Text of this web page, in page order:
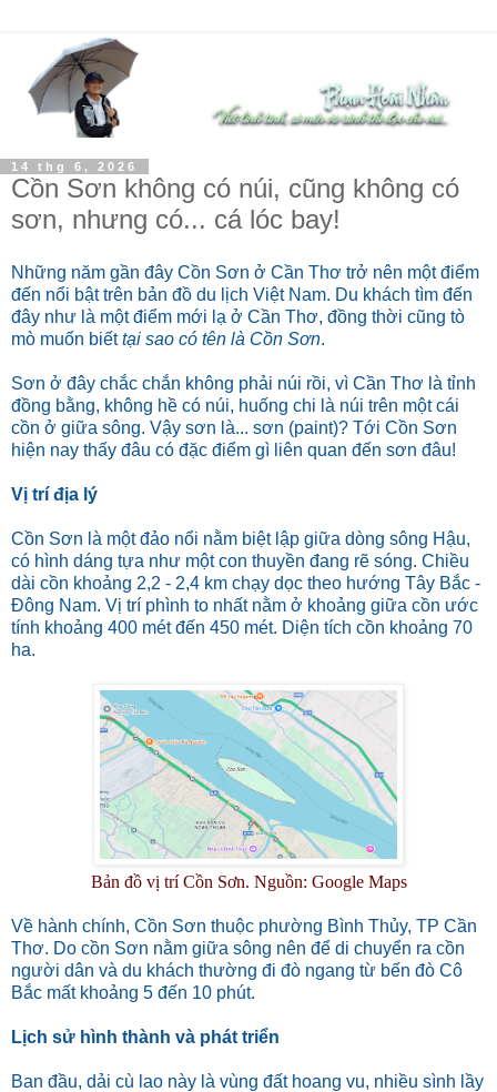
14 thg 6, 2026
Cồn Sơn không có núi, cũng không có
sơn, nhưng có... cá lóc bay!
Những năm gần đây Cồn Sơn ở Cần Thơ trở nên một điểm
đến nổi bật trên bản đồ du lịch Việt Nam. Du khách tìm đến
đây như là một điểm mới lạ ở Cần Thơ, đồng thời cũng tò
mò muốn biếttại sao có tên là Cồn Sơn.
Sơn ở đây chắc chắn không phải núi rồi, vì Cần Thơ là tỉnh
đồng bằng, không hề có núi, huống chi là núi trên một cái
cồn ở giữa sông. Vậy sơn là... sơn (paint)? Tới Cồn Sơn
hiện nay thấy đâu có đặc điểm gì liên quan đến sơn đâu!
Vị trí địa lý
Cồn Sơn là một đảo nổi nằm biệt lập giữa dòng sông Hậu,
có hình dáng tựa như một con thuyền đang rẽ sóng. Chiều
dài cồn khoảng 2,2 - 2,4 km chạy dọc theo hướng Tây Bắc -
Đông Nam. Vị trí phình to nhất nằm ở khoảng giữa cồn ước
tính khoảng 400 mét đến 450 mét. Diện tích cồn khoảng 70
ha.
Bản đồ vị trí Cồn Sơn. Nguồn: Google Maps
Về hành chính, Cồn Sơn thuộc phường Bình Thủy, TP Cần
Thơ. Do cồn Sơn nằm giữa sông nên để di chuyển ra cồn
người dân và du khách thường đi đò ngang từ bến đò Cô
Bắc mất khoảng 5 đến 10 phút.
Lịch sử hình thành và phát triển
Ban đầu, dải cù lao này là vùng đất hoang vu, nhiều sình lầy